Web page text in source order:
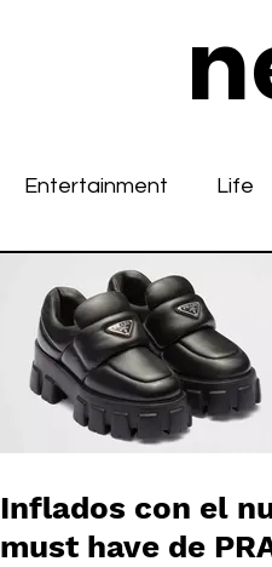
Entertainment Life
Inflados con el
must have de